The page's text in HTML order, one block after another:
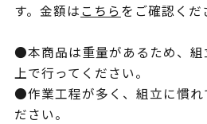
す。金額はこちらをご確認くだ
●本商品は重量があるため、
上で行ってください。
●作業工程が多く、組立に慣れ
ださい。